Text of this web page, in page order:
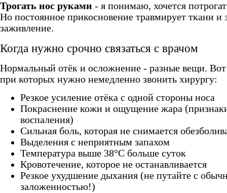
Трогать нос руками - я понимаю, хочется
Но постоянное прикосновение травмирует ткани и
заживление.
Когда нужно срочно связаться с врачом
Нормальный отёк и осложнение - разные вещи.
при которых нужно немедленно звонить хирургу:
Резкое усиление отёка с одной стороны носа
Покраснение кожи и ощущение жара
воспаления)
Сильная боль, которая не снимается
Выделения с неприятным запахом
Температура выше 38°C больше суток
Кровотечение, которое не останавливается
Резкое ухудшение дыхания (не путайте с
заложенностью!)